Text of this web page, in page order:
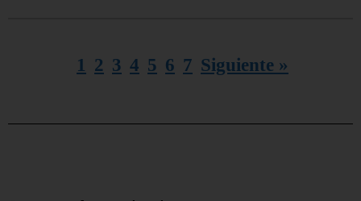
1 2 3 4 5 6 7 Siguiente »